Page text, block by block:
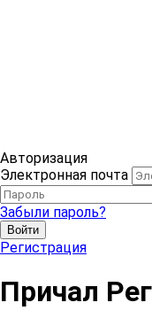
Авторизация
Электронная почта
Забыли пароль?
Войти
Регистрация
Причал